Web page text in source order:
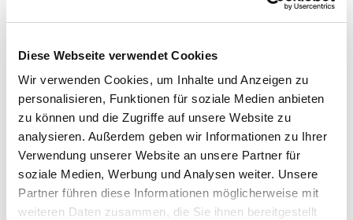
Diese Webseite verwendet Cookies
Wir verwenden Cookies, um Inhalte und Anzeigen zu
personalisieren, Funktionen für soziale Medien anbieten
zu können und die Zugriffe auf unsere Website zu
analysieren. Außerdem geben wir Informationen zu Ihrer
Verwendung unserer Website an unsere Partner für
soziale Medien, Werbung und Analysen weiter. Unsere
Partner führen diese Informationen möglicherweise mit
weiteren Daten zusammen, die Sie ihnen bereitgestellt
中華
Mr. Michael Tsai
Telefonnummer
+886 223 621 577
E-Mail
t3621573@ms15.hinet.net